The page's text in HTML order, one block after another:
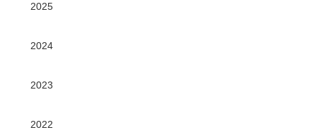
2025
2024
2023
2022